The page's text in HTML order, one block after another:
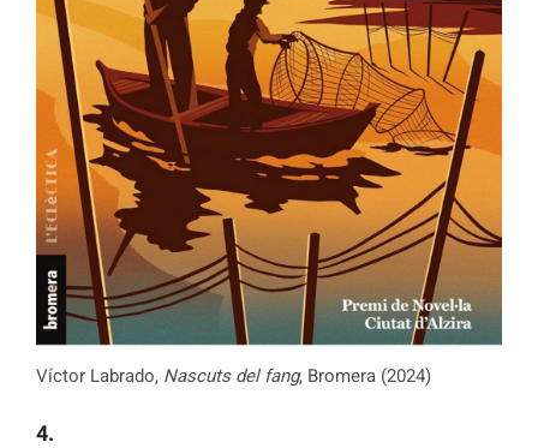
Víctor Labrado, Nascuts del fang, Bromera (2024)
4.